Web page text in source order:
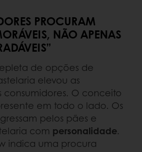
PROCURAM
NÃO APENAS
de opções de
elevou as
consumidores. O conceito
em todo o lado. Os
pelos pães e
com personalidade.
indica uma procura